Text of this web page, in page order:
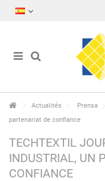
Actualités Prensa
partenariat de confiance
TECHTEXTIL
INDUSTRIAL, UN
CONFIANCE